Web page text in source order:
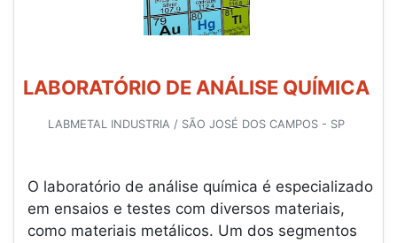
LABORATÓRIO DE ANÁLISE QUÍMICA
LABMETAL INDUSTRIA / SÃO JOSÉ DOS CAMPOS - SP
O laboratório de análise química é especializado
em ensaios e testes com diversos materiais,
como materiais metálicos. Um dos segmentos